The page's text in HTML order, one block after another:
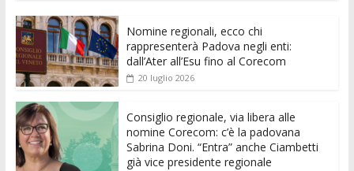
e
b
o
o
k
itt
er l s
A
p
p
ss
e
n
er
di
t
k
e
dI
di
vi
Nomine regionali, ecco chi
rappresenterà Padova negli enti:
dall’Ater all’Esu fino al Corecom
20 luglio 2026
Consiglio regionale, via libera alle
nomine Corecom: c’è la padovana
Sabrina Doni. “Entra” anche Ciambetti
già vice presidente regionale